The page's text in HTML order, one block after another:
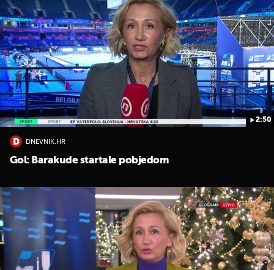
2:50
DNEVNIK.HR
Gol: Barakude startale pobjedom